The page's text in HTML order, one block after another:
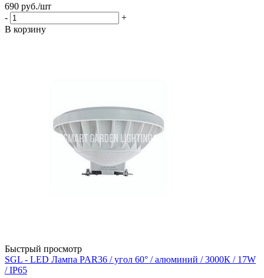
690 руб./шт
-
+
В корзину
Быстрый просмотр
SGL - LED Лампа PAR36 / угол 60° / алюминий / 3000К / 17W
/ IP65